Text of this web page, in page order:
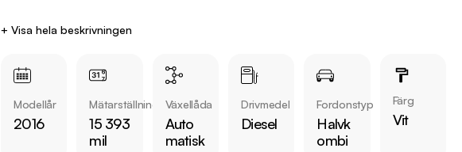
Utrustning inkluderar:
+ Visa hela beskrivningen
Modellår
2016
Mätarställning
15 393
mil
Växellåda
Auto
matisk
Drivmedel
Diesel
Fordonstyp
Halvk
ombi
Färg
Vit